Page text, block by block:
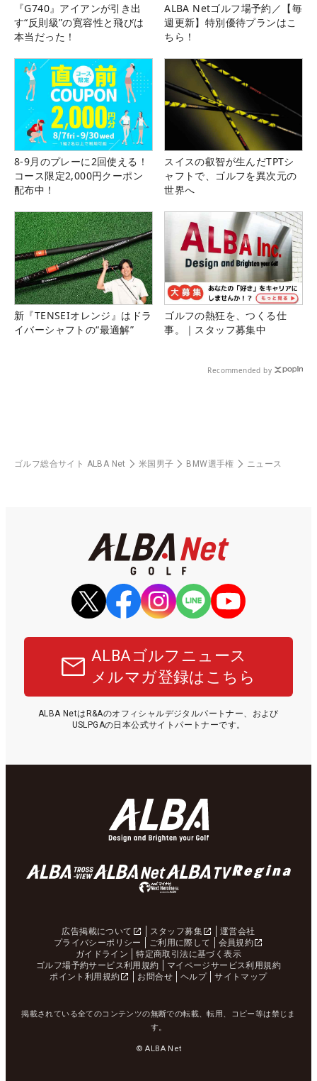
『G740』アイアンが引き出
す“反則級”の寛容性と飛びは
本当だった！
ALBA Netゴルフ場予約／【毎
週更新】特別優待プランはこ
ちら！
8-9月のプレーに2回使える！
コース限定2,000円クーポン
配布中！
スイスの叡智が生んだTPTシ
ャフトで、ゴルフを異次元の
世界へ
新『TENSEIオレンジ』はドラ
イバーシャフトの“最適解”
ゴルフの熱狂を、つくる仕
事。｜スタッフ募集中
Recommended by
ゴルフ総合サイト ALBA Net 米国男子 BMW選手権 ニュース
ALBAゴルフニュース
メルマガ登録はこちら
ALBA NetはR&Aのオフィシャルデジタルパートナー、および
USLPGAの日本公式サイトパートナーです。
広告掲載について スタッフ募集
運営会社
プライバシーポリシー
ご利用に際して
会員規約
ガイドライン
特定商取引法に基づく表示
ゴルフ場予約サービス利用規約
マイページサービス利用規約
ポイント利用規約
お問合せ ヘルプ サイトマップ
掲載されている全てのコンテンツの無断での転載、転用、コピー等は禁じま
す。
© ALBA Net